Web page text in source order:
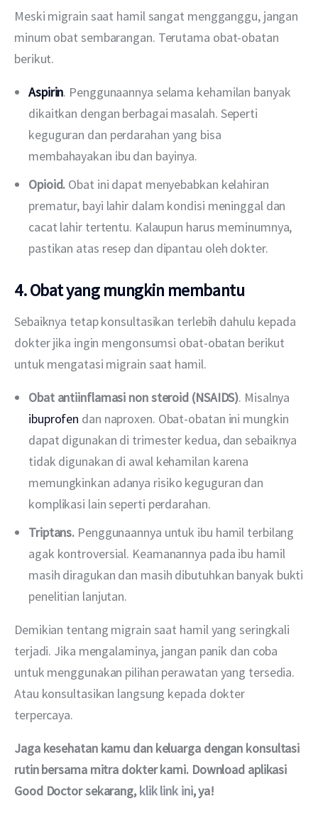
Meski migrain saat hamil sangat mengganggu, jangan
minum obat sembarangan. Terutama obat-obatan
berikut.
Aspirin. Penggunaannya selama kehamilan banyak
dikaitkan dengan berbagai masalah. Seperti
keguguran dan perdarahan yang bisa
membahayakan ibu dan bayinya.
Opioid. Obat ini dapat menyebabkan kelahiran
prematur, bayi lahir dalam kondisi meninggal dan
cacat lahir tertentu. Kalaupun harus meminumnya,
pastikan atas resep dan dipantau oleh dokter.
4. Obat yang mungkin membantu
Sebaiknya tetap konsultasikan terlebih dahulu kepada
dokter jika ingin mengonsumsi obat-obatan berikut
untuk mengatasi migrain saat hamil.
Obat antiinflamasi non steroid (NSAIDS). Misalnya
ibuprofen dan naproxen. Obat-obatan ini mungkin
dapat digunakan di trimester kedua, dan sebaiknya
tidak digunakan di awal kehamilan karena
memungkinkan adanya risiko keguguran dan
komplikasi lain seperti perdarahan.
Triptans. Penggunaannya untuk ibu hamil terbilang
agak kontroversial. Keamanannya pada ibu hamil
masih diragukan dan masih dibutuhkan banyak bukti
penelitian lanjutan.
Demikian tentang migrain saat hamil yang seringkali
terjadi. Jika mengalaminya, jangan panik dan coba
untuk menggunakan pilihan perawatan yang tersedia.
Atau konsultasikan langsung kepada dokter
terpercaya.
Jaga kesehatan kamu dan keluarga dengan konsultasi
rutin bersama mitra dokter kami. Download aplikasi
Good Doctor sekarang, klik link ini, ya!